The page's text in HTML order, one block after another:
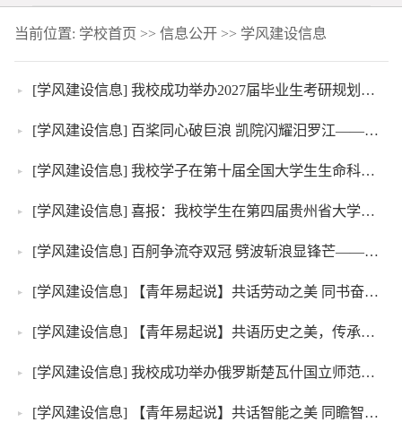
当前位置: 学校首页 >> 信息公开>> 学风建设信息
[学风建设信息] 我校成功举办2027届毕业生考研规划动员讲座
[学风建设信息] 百桨同心破巨浪 凯院闪耀汨罗江——凯里学院龙舟队在第13届中国大学生龙舟锦标赛勇夺六冠
[学风建设信息] 我校学子在第十届全国大学生生命科学竞赛中获佳绩
[学风建设信息] 喜报：我校学生在第四届贵州省大学生金相技能大赛中获佳绩
[学风建设信息] 百舸争流夺双冠 劈波斩浪显锋芒——我校学生在第二届全国青年龙舟公开赛中获佳绩
[学风建设信息] 【青年易起说】共话劳动之美 同书奋斗篇章
[学风建设信息] 【青年易起说】共语历史之美，传承文化之魂
[学风建设信息] 我校成功举办俄罗斯楚瓦什国立师范大学考研宣讲会
[学风建设信息] 【青年易起说】共话智能之美 同瞻智慧新程